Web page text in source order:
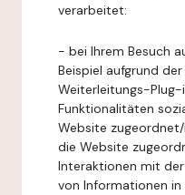
verarbeitet:
- bei Ihrem Besuch
Beispiel aufgrund
Weiterleitungs-
Funktionalitäten
Website
die Website
Interaktionen mit
von Informationen